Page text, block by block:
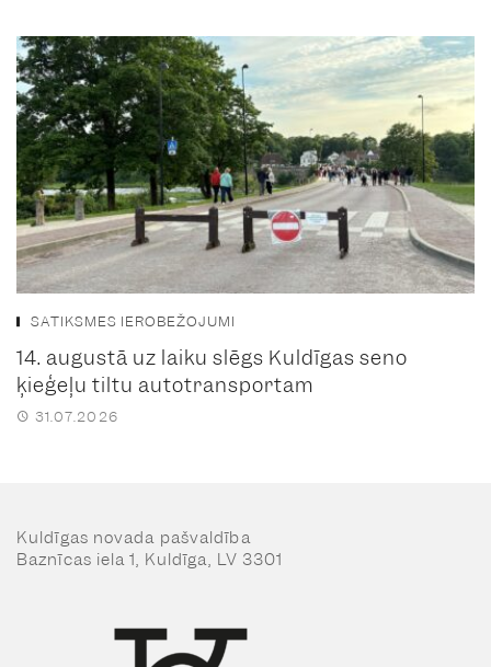
SATIKSMES IEROBEŽOJUMI
14. augustā uz laiku slēgs Kuldīgas seno
ķieģeļu tiltu autotransportam
31.07.2026
Kuldīgas novada pašvaldība
Baznīcas iela 1, Kuldīga, LV 3301